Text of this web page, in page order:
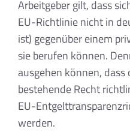
Arbeitgeber gilt, dass
EU-Richtlinie nicht in
ist) gegenüber einem
sie berufen können.
ausgehen können,
bestehende Recht
EU-
werden.